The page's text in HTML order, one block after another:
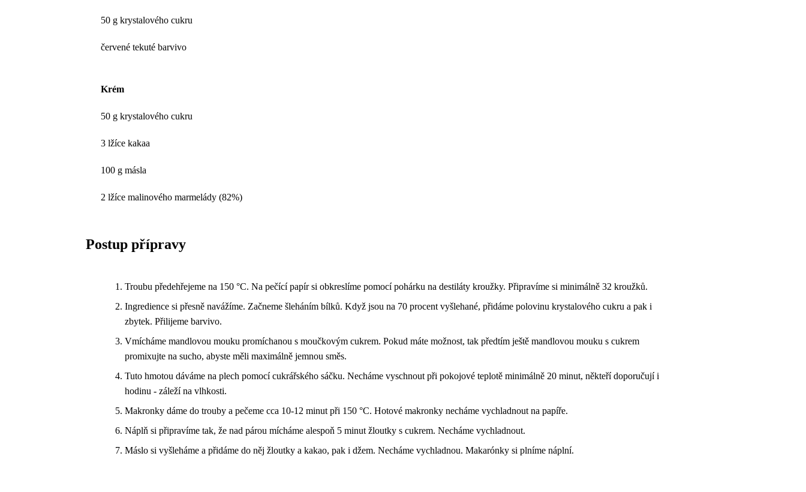
50 g krystalového cukru
červené tekuté barvivo
Krém
50 g krystalového cukru
3 lžíce kakaa
100 g másla
2 lžíce malinového marmelády (82%)
Postup přípravy
Troubu předehřejeme na 150 °C. Na pečící papír si obkreslíme pomocí pohárku na destiláty kroužky. Připravíme si minimálně 32 kroužků.
Ingredience si přesně navážíme. Začneme šleháním bílků. Když jsou na 70 procent vyšlehané, přidáme polovinu krystalového cukru a pak i
zbytek. Přilijeme barvivo.
Vmícháme mandlovou mouku promíchanou s moučkovým cukrem. Pokud máte možnost, tak předtím ještě mandlovou mouku s cukrem
promixujte na sucho, abyste měli maximálně jemnou směs.
Tuto hmotou dáváme na plech pomocí cukrářského sáčku. Necháme vyschnout při pokojové teplotě minimálně 20 minut, někteří doporučují i ​​
hodinu - záleží na vlhkosti.
Makronky dáme do trouby a pečeme cca 10-12 minut při 150 °C. Hotové makronky necháme vychladnout na papíře.
Náplň si připravíme tak, že nad párou mícháme alespoň 5 minut žloutky s cukrem. Necháme vychladnout.
Máslo si vyšleháme a přidáme do něj žloutky a kakao, pak i džem. Necháme vychladnou. Makarónky si plníme náplní.